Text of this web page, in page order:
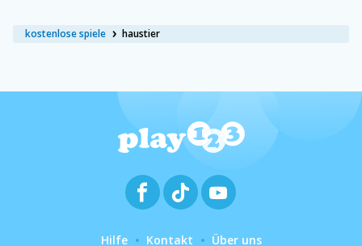
kostenlose spiele haustier
Hilfe Kontakt Über uns